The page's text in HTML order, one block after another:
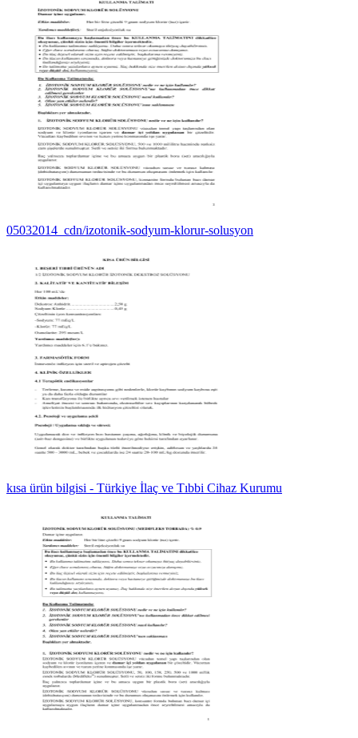
05032014_cdn/izotonik-sodyum-klorur-solusyon
kısa ürün bilgisi - Türkiye İlaç ve Tıbbi Cihaz Kurumu